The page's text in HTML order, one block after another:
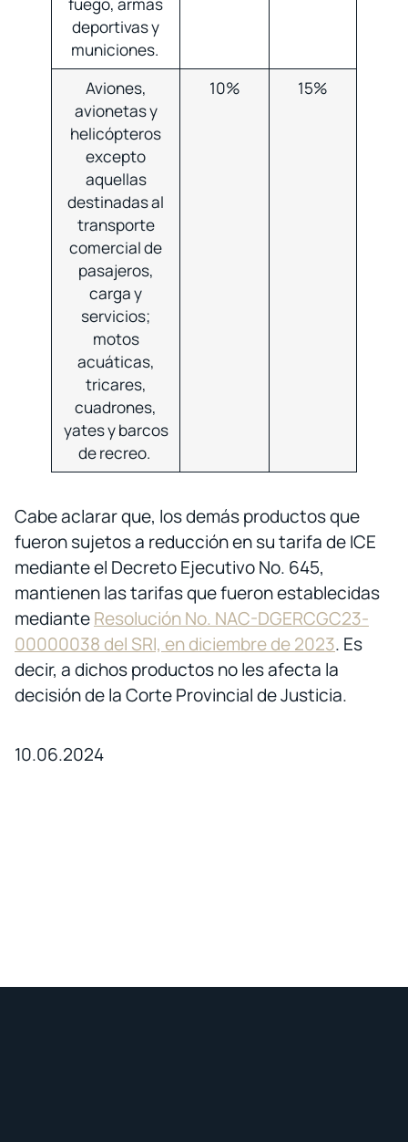
deportivas y
municiones.
Aviones,
avionetas y
helicópteros
excepto
aquellas
destinadas al
transporte
comercial de
pasajeros,
carga y
servicios;
motos
acuáticas,
tricares,
cuadrones,
yates y barcos
de recreo.
10% 15%
Cabe aclarar que, los demás productos que
fueron sujetos a reducción en su tarifa de ICE
mediante el Decreto Ejecutivo No. 645,
mantienen las tarifas que fueron establecidas
medianteResolución No. NAC-DGERCGC23-
00000038 del SRI, en diciembre de 2023. Es
decir, a dichos productos no les afecta la
decisión de la Corte Provincial de Justicia.
10.06.2024